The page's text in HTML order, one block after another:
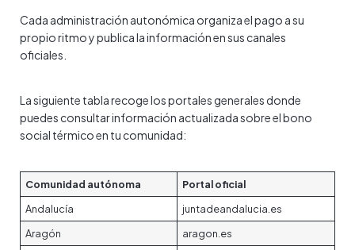
Cada administración autonómica organiza el pago a su
propio ritmo y publica la información en sus canales
oficiales.
La siguiente tabla recoge los portales generales donde
puedes consultar información actualizada sobre el bono
social térmico en tu comunidad:
Comunidad autónoma
Portal oficial
Andalucía
juntadeandalucia.es
Aragón
aragon.es